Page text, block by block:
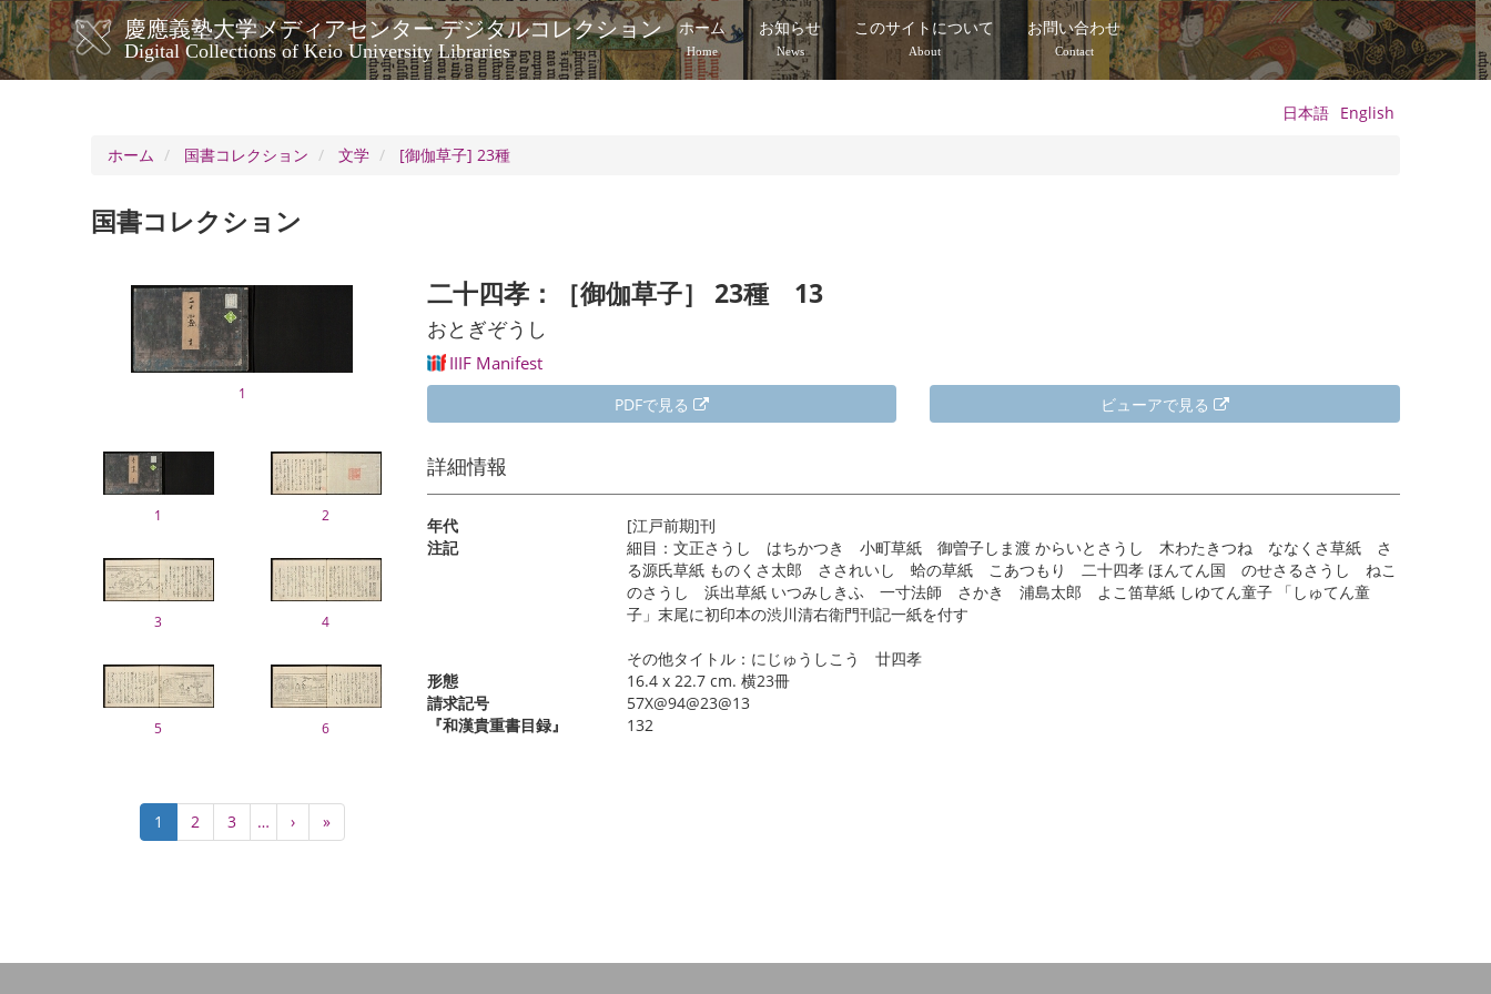
メ
イ
ン
コ
慶應義塾大学メディアセンター デジタルコレクション
Digital Collections of Keio University Libraries
メ
イ
ビ
ー
シ
ホーム
Home
お知らせ
News
このサイトについて
About
お問い合わせ
Contact
日本語 English
ホーム
国書コレクション 文学 [御伽草子] 23種
国書コレクション
1
1 2
3 4
5 6
カ
レ
1 Page
2 Page
3 …
次
ペ
›
最
終
»
二十四孝：［御伽草子］ 23種 13
おとぎぞうし
IIIF Manifest
PDFで見る ビューアで見る
詳細情報
年代
[江戸前期]刊
注記
細目：文正さうし はちかつき 小町草紙 御曽子しま渡 からいとさうし 木わたきつね ななくさ草紙 さ
る源氏草紙 ものくさ太郎 さされいし 蛤の草紙 こあつもり 二十四孝 ほんてん国 のせさるさうし ねこ
のさうし 浜出草紙 いつみしきふ 一寸法師 さかき 浦島太郎 よこ笛草紙 しゆてん童子 「しゅてん童
子」末尾に初印本の渋川清右衛門刊記一紙を付す
その他タイトル：にじゅうしこう 廿四孝
形態
16.4 x 22.7 cm. 横23冊
請求記号
57X@94@23@13
『和漢貴重書目録』
132